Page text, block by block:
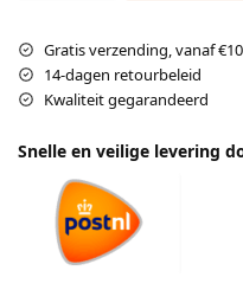
Gratis verzending, vanaf
14-dagen retourbeleid
Kwaliteit gegarandeerd
Snelle en veilige levering